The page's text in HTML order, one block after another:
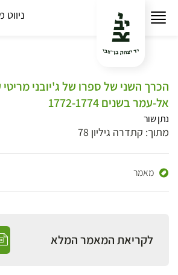
ניווט
הכרך השני של ספרו של ג'יובני
אל-עמר בשנים 1772-1774
נתן שור
מתוך: קתדרה גיליון 78
מאמר
לקריאת המאמר המלא